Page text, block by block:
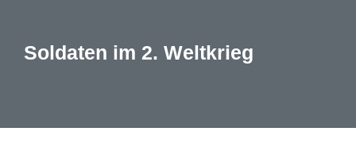
Soldaten im 2. Weltkrieg